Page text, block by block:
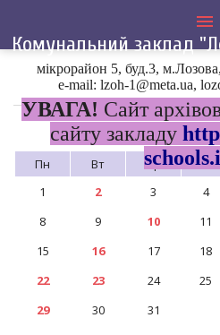
menu
Комунальний заклад
мікрорайон 5, буд.3,
e-mail: lzoh-1@meta.ua,
УВАГА! Сайт
сайту закладу
Головна»2018
СІЧЕНЬ
Пн
Вт Ср Чт
1
2 3 4
8
9 10 11
15
16 17 18
22
23 24 25
29
30 31